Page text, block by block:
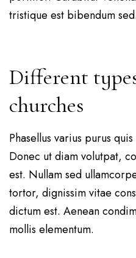
tristique est bibendum sed.
Different
churches
Phasellus varius purus
Donec ut diam volutpat,
est. Nullam sed
tortor, dignissim vitae
dictum est. Aenean
mollis elementum.